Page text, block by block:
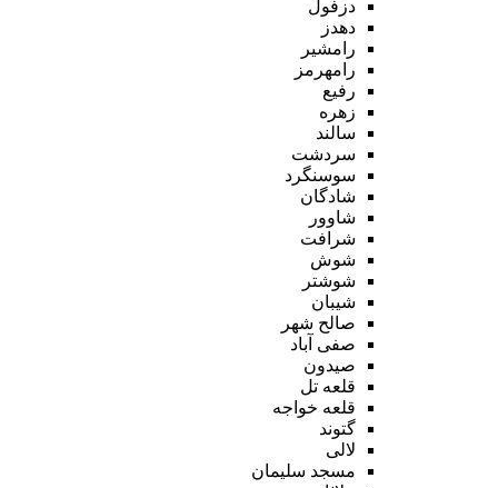
دزفول
دهدز
رامشیر
رامهرمز
رفیع
زهره
سالند
سردشت
سوسنگرد
شادگان
شاوور
شرافت
شوش
شوشتر
شیبان
صالح شهر
صفی آباد
صیدون
قلعه تل
قلعه خواجه
گتوند
لالی
مسجد سلیمان